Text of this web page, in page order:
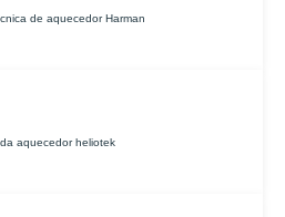
de aquecedor Harman
aquecedor heliotek